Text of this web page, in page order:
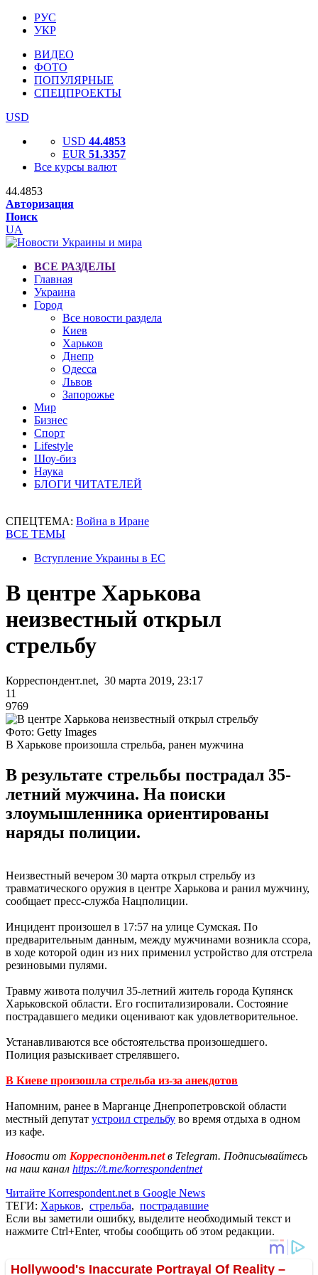
РУС
УКР
ВИДЕО
ФОТО
ПОПУЛЯРНЫЕ
СПЕЦПРОЕКТЫ
USD
USD 44.4853
EUR 51.3357
Все курсы валют
44.4853
Авторизация
Поиск
UA
ВСЕ РАЗДЕЛЫ
Главная
Украина
Город
Все новости раздела
Киев
Харьков
Днепр
Одесса
Львов
Запорожье
Мир
Бизнес
Спорт
Lifestyle
Шоу-биз
Наука
БЛОГИ ЧИТАТЕЛЕЙ
СПЕЦТЕМА: Война в Иране
ВСЕ ТЕМЫ
Вступление Украины в ЕС
В центре Харькова
неизвестный открыл
стрельбу
Корреспондент.net, 30 марта 2019, 23:17
11
9769
Фото: Getty Images
В Харькове произошла стрельба, ранен мужчина
В результате стрельбы пострадал 35-
летний мужчина. На поиски
злоумышленника ориентированы
наряды полиции.
Неизвестный вечером 30 марта открыл стрельбу из
травматического оружия в центре Харькова и ранил мужчину,
сообщает пресс-служба Нацполиции.
Инцидент произошел в 17:57 на улице Сумская. По
предварительным данным, между мужчинами возникла ссора,
в ходе которой один из них применил устройство для отстрела
резиновыми пулями.
Травму живота получил 35-летний житель города Купянск
Харьковской области. Его госпитализировали. Состояние
пострадавшего медики оценивают как удовлетворительное.
Устанавливаются все обстоятельства произошедшего.
Полиция разыскивает стрелявшего.
В Киеве произошла стрельба из-за анекдотов
Напомним, ранее в Марганце Днепропетровской области
местный депутат устроил стрельбу во время отдыха в одном
из кафе.
Новости от Корреспондент.netв Telegram. Подписывайтесь
на наш канал https://t.me/korrespondentnet
Читайте Korrespondent.net в Google News
ТЕГИ: Харьков, стрельба, пострадавшие
Если вы заметили ошибку, выделите необходимый текст и
нажмите Ctrl+Enter, чтобы сообщить об этом редакции.